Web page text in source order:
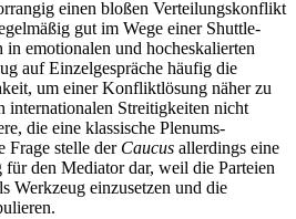
einen bloßen Verteilungskonflikt
gut im Wege einer Shuttle-
emotionalen und hocheskalierten
auf Einzelgespräche häufig die
um einer Konfliktlösung näher zu
internationalen Streitigkeiten nicht
die eine klassische Plenums-
Frage stelle der Caucus allerdings eine
für den Mediator dar, weil die Parteien
Werkzeug einzusetzen und die